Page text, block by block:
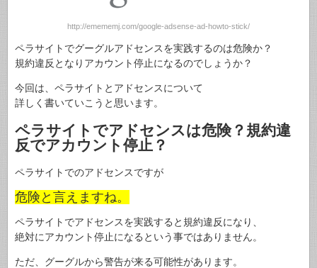
http://emememj.com/google-adsense-ad-howto-stick/
ペラサイトでグーグルアドセンスを実践するのは危険か？
規約違反となりアカウント停止になるのでしょうか？
今回は、ペラサイトとアドセンスについて
詳しく書いていこうと思います。
ペラサイトでアドセンスは危険？規約違
反でアカウント停止？
ペラサイトでのアドセンスですが
危険と言えますね。
ペラサイトでアドセンスを実践すると規約違反になり、
絶対にアカウント停止になるという事ではありません。
ただ、グーグルから警告が来る可能性があります。